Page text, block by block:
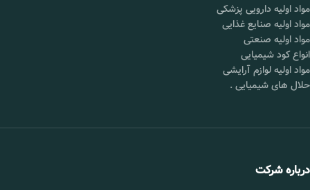
برند :
چین
قیمت :
محل
تحویل :
شورآباد تهران
مواد اولیه دارویی پزشکی
مواد اولیه صنایع غذایی
مواد اولیه صنعتی
انواع کود شیمیایی
مواد اولیه لوازم آرایشی
حلال های شیمیایی .
درباره شرکت